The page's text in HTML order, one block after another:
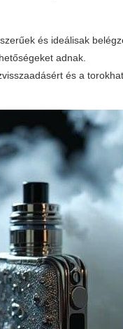
és ideálisak
adnak.
és a